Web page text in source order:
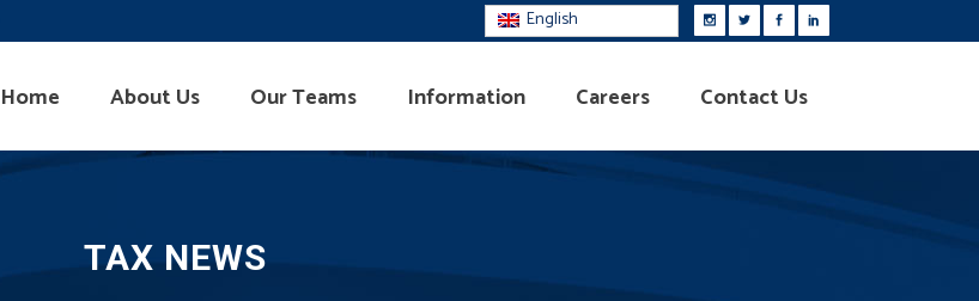
English
Home About Us Our Teams Information Careers Contact Us
TAX NEWS